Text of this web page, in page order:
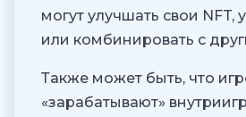
могут улучшать свои NFT,
или комбинировать с
Также может быть, что
«зарабатывают»